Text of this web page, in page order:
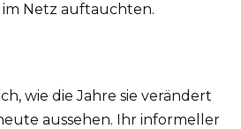
Netz auftauchten.
wie die Jahre sie verändert
aussehen. Ihr informeller